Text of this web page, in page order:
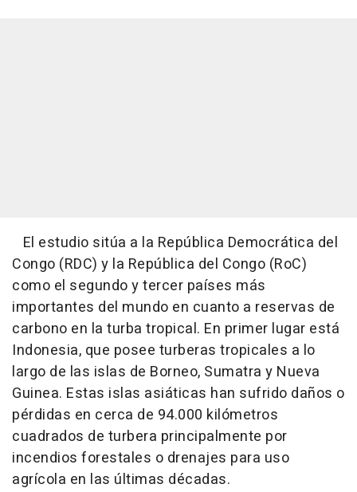
El estudio sitúa a la República Democrática del
Congo (RDC) y la República del Congo (RoC)
como el segundo y tercer países más
importantes del mundo en cuanto a reservas de
carbono en la turba tropical. En primer lugar está
Indonesia, que posee turberas tropicales a lo
largo de las islas de Borneo, Sumatra y Nueva
Guinea. Estas islas asiáticas han sufrido daños o
pérdidas en cerca de 94.000 kilómetros
cuadrados de turbera principalmente por
incendios forestales o drenajes para uso
agrícola en las últimas décadas.